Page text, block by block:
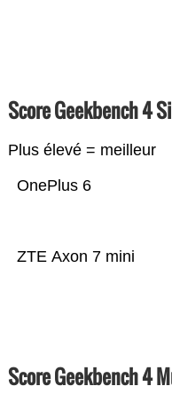
Score Geekbench 4
Plus élevé = meilleur
ZTE Axon 7 mini
OnePlus 6
Score Geekbench 4